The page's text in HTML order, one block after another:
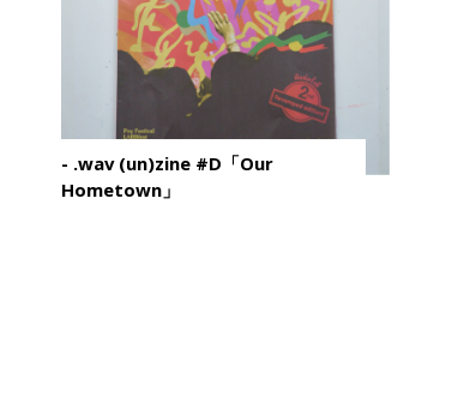
- .wav (un)zine #D「Our
Hometown」